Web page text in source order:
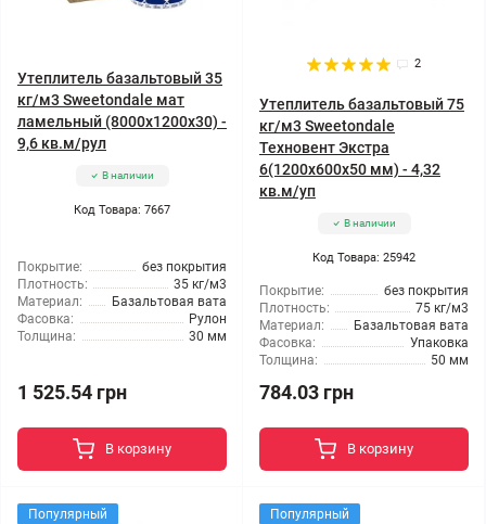
Утеплитель базальтовый 35
кг/м3 Sweetondale мат
ламельный (8000x1200x30) -
9,6 кв.м/рул
В наличии
Код Товара: 7667
Покрытие:
без покрытия
Плотность:
35 кг/м3
Материал:
Базальтовая вата
Фасовка:
Рулон
Толщина:
30 мм
1 525.54 грн
В корзину
2
Утеплитель базальтовый 75
кг/м3 Sweetondale
Техновент Экстра
6(1200x600x50 мм) - 4,32
кв.м/уп
В наличии
Код Товара: 25942
Покрытие:
без покрытия
Плотность:
75 кг/м3
Материал:
Базальтовая вата
Фасовка:
Упаковка
Толщина:
50 мм
784.03 грн
В корзину
Популярный Популярный